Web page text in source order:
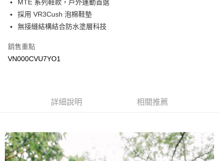
悠遊付
流程，驗證手機門號後，選擇欲分期的期數、繳款截止日，確認付款後即完
消。如遇「轉專審核」未通過狀況，表示未達大哥付你分期系統評分，恕無
法說明評估內容。
【繳款方式說明】
【關於「AFTEE先享後付」】
１．簡單：不需註冊會員、不需綁卡、不需儲值。
２．便利：只要手機號碼，簡訊認證，即可結帳。
３．安心：先確認商品／服務後，再付款。
運送方式
全家取貨付款
MTE 系列鞋款，戶外運動首選
採用 VR3Cush 泡棉鞋墊
無接縫結構結合防水塗層科技
銷售重點
VN000CVU7YO1
詳細說明 相關推薦